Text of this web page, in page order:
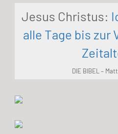
Jesus Christus:
alle Tage bis zur
DIE BIBEL –